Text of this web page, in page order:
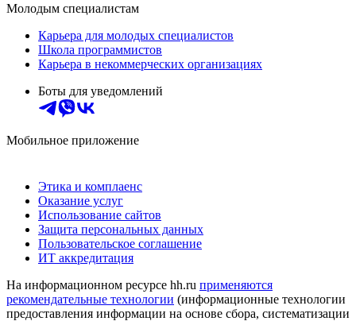
Молодым специалистам
Карьера для молодых специалистов
Школа программистов
Карьера в некоммерческих организациях
Боты для уведомлений
Мобильное приложение
Этика и комплаенс
Оказание услуг
Использование сайтов
Защита персональных данных
Пользовательское соглашение
ИТ аккредитация
На информационном ресурсе hh.ru применяются
рекомендательные технологии (информационные технологии
предоставления информации на основе сбора, систематизации